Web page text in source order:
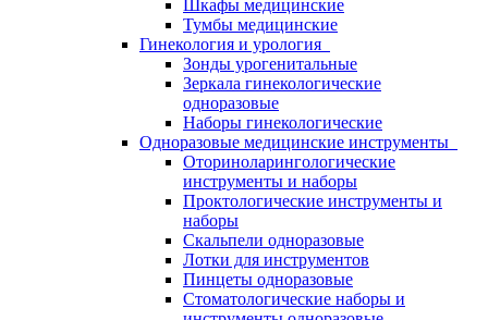
Шкафы медицинские
Тумбы медицинские
Гинекология и урология
Зонды урогенитальные
Зеркала гинекологические
одноразовые
Наборы гинекологические
Одноразовые медицинские инструменты
Оториноларингологические
инструменты и наборы
Проктологические инструменты и
наборы
Скальпели одноразовые
Лотки для инструментов
Пинцеты одноразовые
Стоматологические наборы и